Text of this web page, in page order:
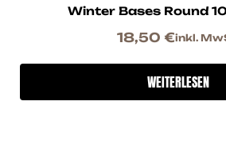
Winter Bases Round
18,50 €inkl.
WEITERLESEN